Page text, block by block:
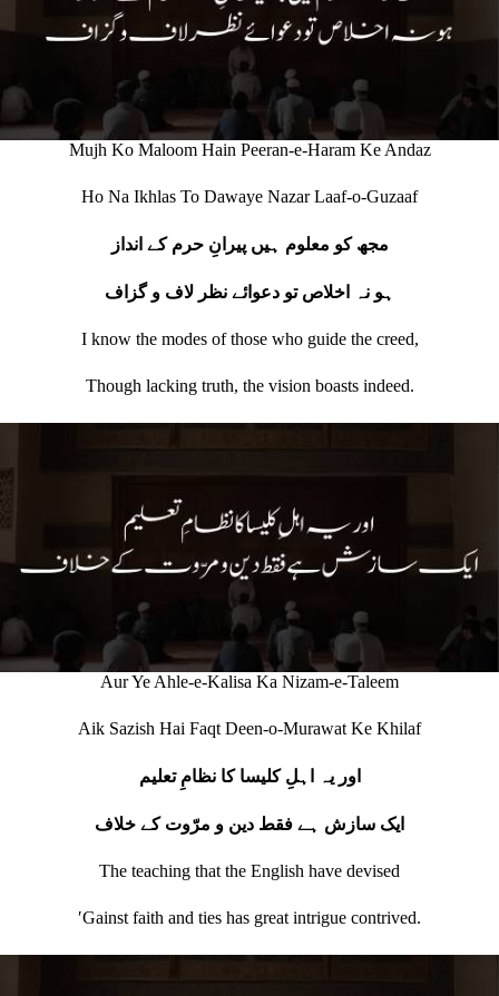
Mujh Ko Maloom Hain Peeran-e-Haram Ke Andaz
Ho Na Ikhlas To Dawaye Nazar Laaf-o-Guzaaf
مجھ کو معلوم ہیں پیرانِ حرم کے انداز
ہو نہ اخلاص تو دعوائے نظر لاف و گزاف
I know the modes of those who guide the creed,
Though lacking truth, the vision boasts indeed.
Aur Ye Ahle-e-Kalisa Ka Nizam-e-Taleem
Aik Sazish Hai Faqt Deen-o-Murawat Ke Khilaf
اور یہ اہلِ کلیسا کا نظامِ تعلیم
ایک سازش ہے فقط دین و مرّوت کے خلاف
The teaching that the English have devised
ʹGainst faith and ties has great intrigue contrived.